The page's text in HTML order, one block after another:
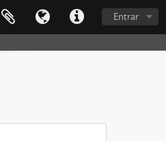
Entrar